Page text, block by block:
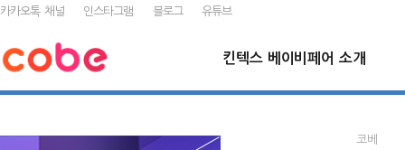
카카오톡 채널 인스타그램 블로그 유튜브
킨텍스 베이비페어 소개
코베